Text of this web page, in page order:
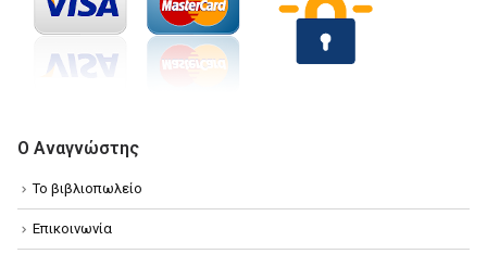
Ο Αναγνώστης
Το βιβλιοπωλείο
Επικοινωνία